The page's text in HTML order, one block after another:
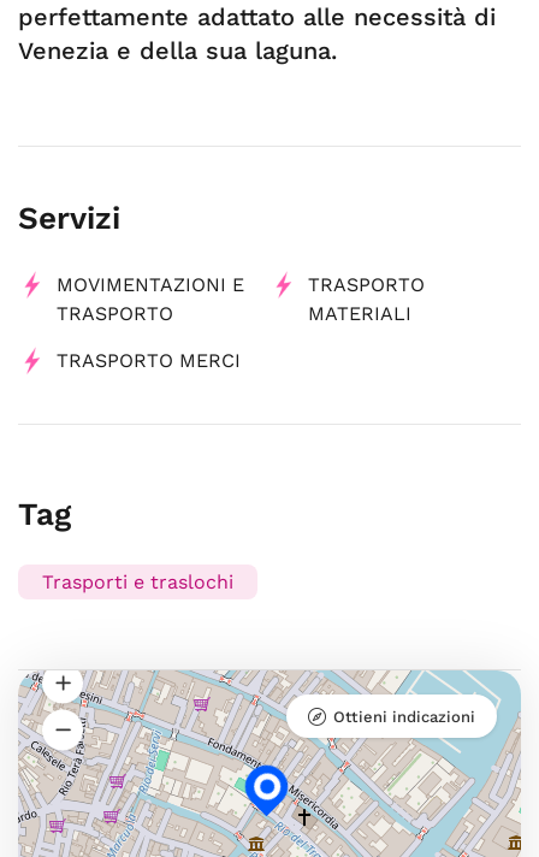
perfettamente adattato alle necessità di
Venezia e della sua laguna.
Servizi
MOVIMENTAZIONI E
TRASPORTO
TRASPORTO
MATERIALI
TRASPORTO MERCI
Tag
Trasporti e traslochi
Ottieni indicazioni